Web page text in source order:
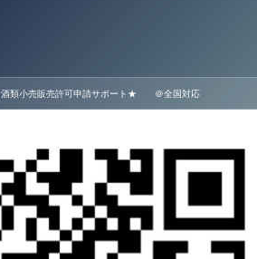
酒類小売販売許可申請サポート★ ＠全国対応